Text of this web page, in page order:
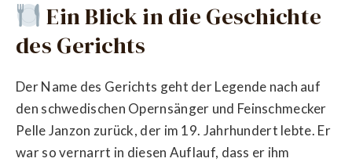
Ein Blick in die Geschichte
des Gerichts
Der Name des Gerichts geht der Legende nach auf
den schwedischen Opernsänger und Feinschmecker
Pelle Janzon zurück, der im 19. Jahrhundert lebte. Er
war so vernarrt in diesen Auflauf, dass er ihm